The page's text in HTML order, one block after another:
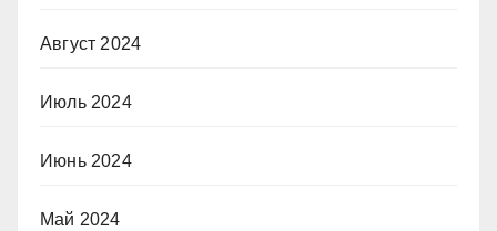
Август 2024
Июль 2024
Июнь 2024
Май 2024